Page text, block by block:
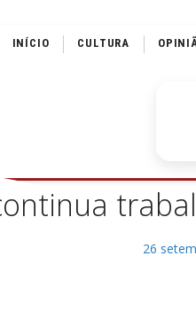
INÍCIO CULTURA
26